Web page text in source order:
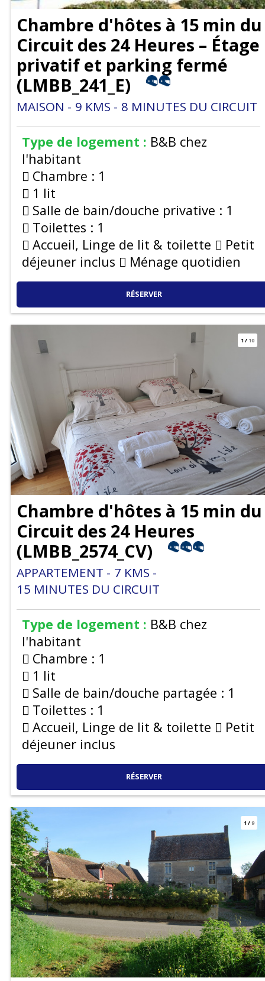
Chambre d'hôtes à 15 min du
Circuit des 24 Heures – Étage
privatif et parking fermé
(LMBB_241_E)
MAISON 9 KMS 8 MINUTES DU CIRCUIT
Type de logement : B&B chez
l'habitant
Chambre : 1
1 lit
Salle de bain/douche privative : 1
Toilettes : 1
Accueil, Linge de lit & toilette
Petit
déjeuner inclus
Ménage quotidien
RÉSERVER
1/ 10
Chambre d'hôtes à 15 min du
Circuit des 24 Heures
(LMBB_2574_CV)
APPARTEMENT 7 KMS
15 MINUTES DU CIRCUIT
Type de logement : B&B chez
l'habitant
Chambre : 1
1 lit
Salle de bain/douche partagée : 1
Toilettes : 1
Accueil, Linge de lit & toilette
Petit
déjeuner inclus
RÉSERVER
1/ 9